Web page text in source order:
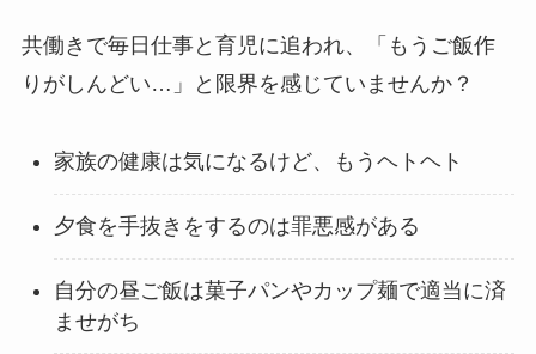
共働きで毎日仕事と育児に追われ、「もうご飯作
りがしんどい…」と限界を感じていませんか？
家族の健康は気になるけど、もうヘトヘト
夕食を手抜きをするのは罪悪感がある
自分の昼ご飯は菓子パンやカップ麺で適当に済
ませがち